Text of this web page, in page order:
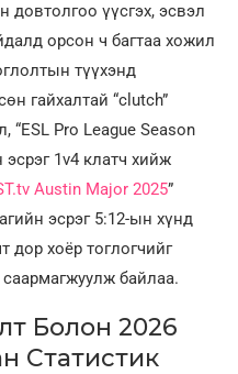
довтолгоо үүсгэх, эсвэл
орсон ч багтаа хожил
түүхэнд
гайхалтай “clutch”
Pro League Season
эсрэг 1v4 клатч хийж
Austin Major 2025”
эсрэг 5:12-ын хүнд
дор хоёр тоглогчийг
байлаа.
Болон 2026
Статистик